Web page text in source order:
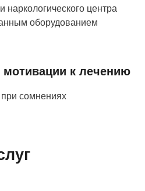
центра
оборудованием
к лечению
сомнениях